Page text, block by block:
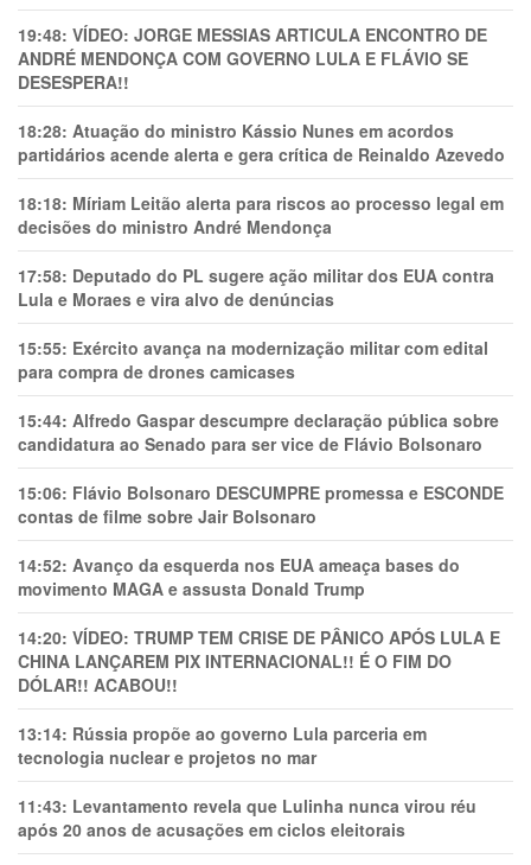
19:48: VÍDEO: JORGE MESSIAS ARTICULA ENCONTRO DE
ANDRÉ MENDONÇA COM GOVERNO LULA E FLÁVIO SE
DESESPERA!!
18:28: Atuação do ministro Kássio Nunes em acordos
partidários acende alerta e gera crítica de Reinaldo Azevedo
18:18: Míriam Leitão alerta para riscos ao processo legal em
decisões do ministro André Mendonça
17:58: Deputado do PL sugere ação militar dos EUA contra
Lula e Moraes e vira alvo de denúncias
15:55: Exército avança na modernização militar com edital
para compra de drones camicases
15:44: Alfredo Gaspar descumpre declaração pública sobre
candidatura ao Senado para ser vice de Flávio Bolsonaro
15:06: Flávio Bolsonaro DESCUMPRE promessa e ESCONDE
contas de filme sobre Jair Bolsonaro
14:52: Avanço da esquerda nos EUA ameaça bases do
movimento MAGA e assusta Donald Trump
14:20: VÍDEO: TRUMP TEM CRlSE DE PÂNlCO APÓS LULA E
CHINA LANÇAREM PIX INTERNACIONAL!! É O FIM DO
DÓLAR!! ACABOU!!
13:14: Rússia propõe ao governo Lula parceria em
tecnologia nuclear e projetos no mar
11:43: Levantamento revela que Lulinha nunca virou réu
após 20 anos de acusações em ciclos eleitorais